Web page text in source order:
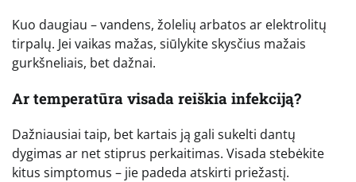
Kuo daugiau – vandens, žolelių arbatos ar elektrolitų
tirpalų. Jei vaikas mažas, siūlykite skysčius mažais
gurkšneliais, bet dažnai.
Ar temperatūra visada reiškia infekciją?
Dažniausiai taip, bet kartais ją gali sukelti dantų
dygimas ar net stiprus perkaitimas. Visada stebėkite
kitus simptomus – jie padeda atskirti priežastį.